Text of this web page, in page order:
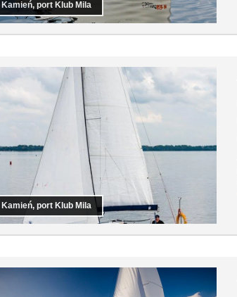
Kamień, port Klub Mila
Kamień, port Klub Mila